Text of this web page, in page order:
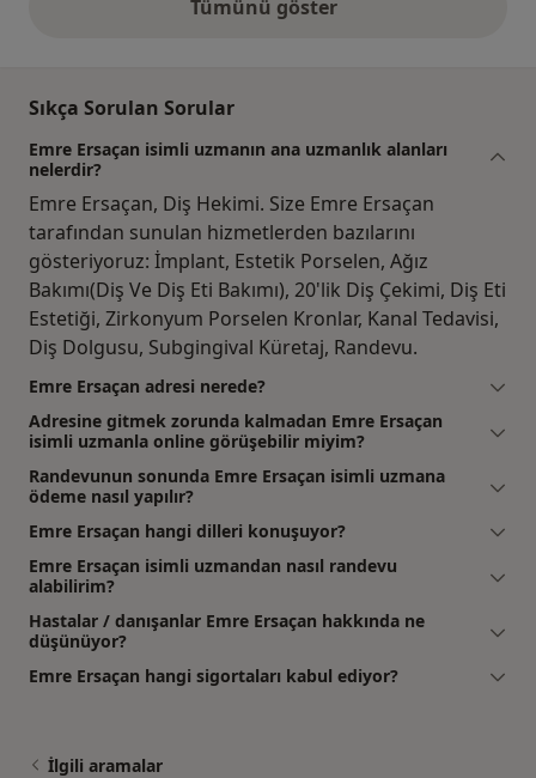
Tümünü gösteryukarıdaki görüşler
Sıkça Sorulan Sorular
Emre Ersaçan isimli uzmanın ana uzmanlık alanları
nelerdir?
Emre Ersaçan, Diş Hekimi. Size Emre Ersaçan
tarafından sunulan hizmetlerden bazılarını
gösteriyoruz: İmplant, Estetik Porselen, Ağız
Bakımı(Diş Ve Diş Eti Bakımı), 20'lik Diş Çekimi, Diş Eti
Estetiği, Zirkonyum Porselen Kronlar, Kanal Tedavisi,
Diş Dolgusu, Subgingival Küretaj, Randevu.
Emre Ersaçan adresi nerede?
Adresine gitmek zorunda kalmadan Emre Ersaçan
isimli uzmanla online görüşebilir miyim?
Randevunun sonunda Emre Ersaçan isimli uzmana
ödeme nasıl yapılır?
Emre Ersaçan hangi dilleri konuşuyor?
Emre Ersaçan isimli uzmandan nasıl randevu
alabilirim?
Hastalar / danışanlar Emre Ersaçan hakkında ne
düşünüyor?
Emre Ersaçan hangi sigortaları kabul ediyor?
İlgili aramalar